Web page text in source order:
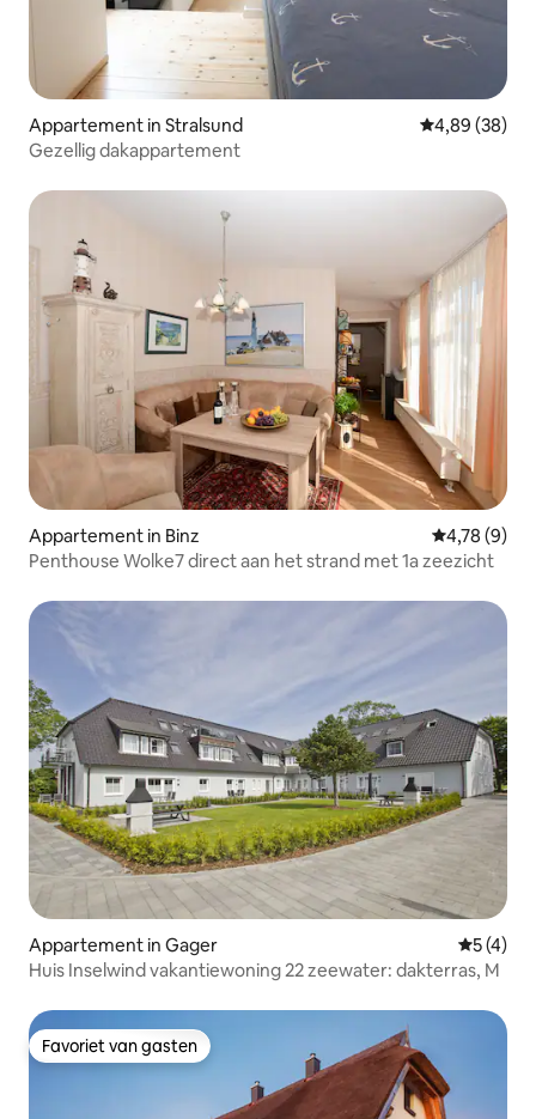
Appartement in Stralsund Gemiddelde
4,89 (38)
Gezellig dakappartement
Appartement in Binz
4,78 (9)
Penthouse Wolke7 direct aan het strand met 1a zeezicht
Appartement in Gager
5 (4)
Huis Inselwind vakantiewoning 22 zeewater: dakterras, M
Favoriet van gasten
Favoriet van gasten